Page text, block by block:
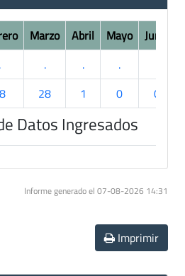
Marzo Abril Mayo Junio
. . . .
28 1 0 0
Datos Ingresados
Informe generado el 07-08-2026 14:31
Imprimir